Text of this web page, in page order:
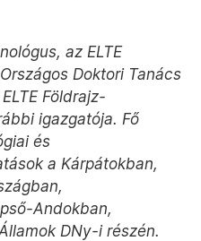
az ELTE
Doktori Tanács
Földrajz-
igazgatója. Fő
és
a Kárpátokban,
Andokban,
DNy-i részén.